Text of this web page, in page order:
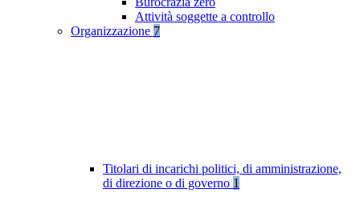
Attività soggette a controllo
Organizzazione 7
Titolari di incarichi politici, di amministrazione,
di direzione o di governo 1